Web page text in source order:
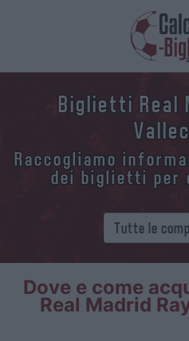
Biglietti Real
Raccogliamo
dei biglietti per
Dove e come
Real Madrid